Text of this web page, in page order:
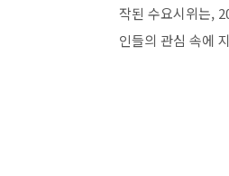
작된 수요시위는,
인들의 관심 속에